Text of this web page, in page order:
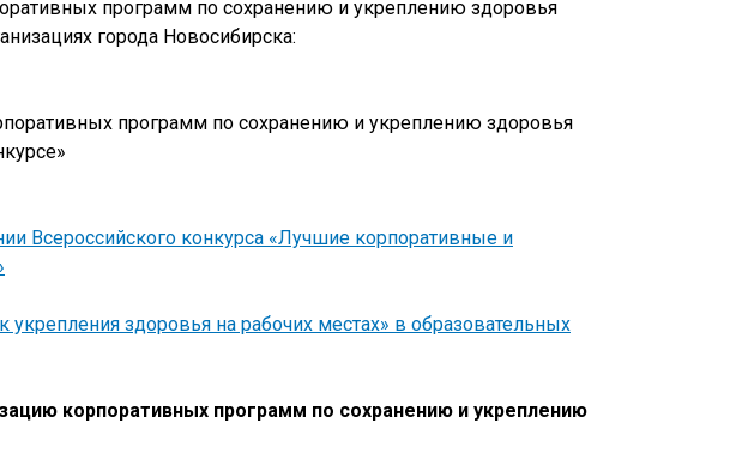
программ по сохранению и укреплению здоровья
города Новосибирска:
программ по сохранению и укреплению здоровья
Всероссийского конкурса «Лучшие корпоративные и
здоровья на рабочих местах» в образовательных
корпоративных программ по сохранению и укреплению